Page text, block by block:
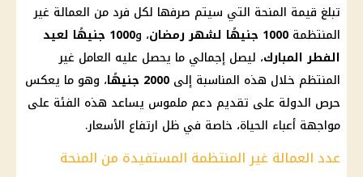
تبلغ قيمة المنحة التي سيتم صرفها لكل فرد من العمالة غير
المنتظمة 1000 جنيهًا لشهر رمضان، و
1000 جنيهًا لعيد
الفطر المبارك، ليصل إجمالي ما يحصل عليه العامل غير
المنتظم خلال هذه المناسبة إلى 2000 جنيهًا
، وهو ما يعكس
حرص الدولة على تقديم دعم ملموس يساعد هذه الفئة على
مواجهة أعباء الحياة، خاصة في ظل ارتفاع الأسعار.
عدد العمالة غير المنتظمة المستفيدة من المنحة